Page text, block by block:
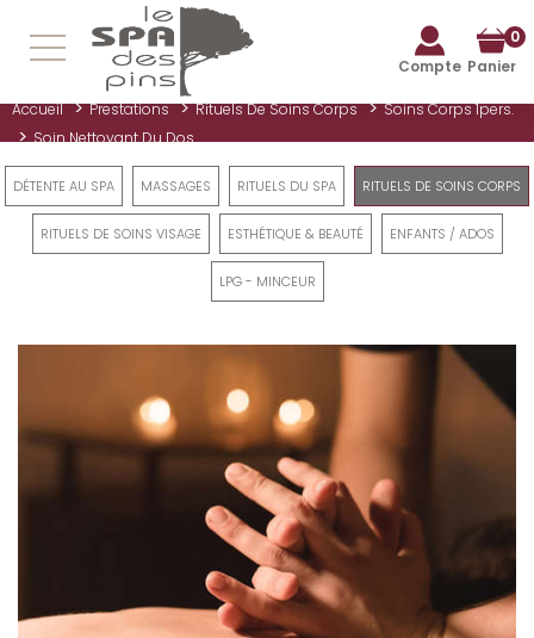
Compte
0
Panier
Accueil > Prestations > Rituels De Soins Corps > Soins Corps 1pers.
> Soin Nettoyant Du Dos...
DÉTENTE AU SPA MASSAGES RITUELS DU SPA RITUELS DE SOINS CORPS
RITUELS DE SOINS VISAGE ESTHÉTIQUE & BEAUTÉ ENFANTS / ADOS
LPG - MINCEUR